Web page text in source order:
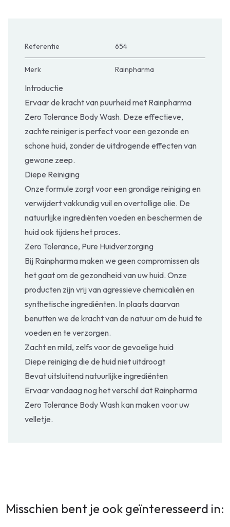
Referentie 654
Merk Rainpharma
Introductie
Ervaar de kracht van puurheid met Rainpharma
Zero Tolerance Body Wash. Deze effectieve,
zachte reiniger is perfect voor een gezonde en
schone huid, zonder de uitdrogende effecten van
gewone zeep.
Diepe Reiniging
Onze formule zorgt voor een grondige reiniging en
verwijdert vakkundig vuil en overtollige olie. De
natuurlijke ingrediënten voeden en beschermen de
huid ook tijdens het proces.
Zero Tolerance, Pure Huidverzorging
Bij Rainpharma maken we geen compromissen als
het gaat om de gezondheid van uw huid. Onze
producten zijn vrij van agressieve chemicaliën en
synthetische ingrediënten. In plaats daarvan
benutten we de kracht van de natuur om de huid te
voeden en te verzorgen.
Zacht en mild, zelfs voor de gevoelige huid
Diepe reiniging die de huid niet uitdroogt
Bevat uitsluitend natuurlijke ingrediënten
Ervaar vandaag nog het verschil dat Rainpharma
Zero Tolerance Body Wash kan maken voor uw
velletje.
Misschien bent je ook geïnteresseerd in: